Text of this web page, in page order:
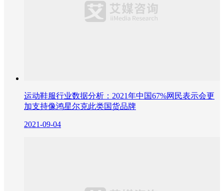
运动鞋服行业数据分析：2021年中国67%网民表示会更
加支持像鸿星尔克此类国货品牌
2021-09-04